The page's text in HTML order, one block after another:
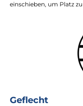
einschieben, um Platz
Geflecht